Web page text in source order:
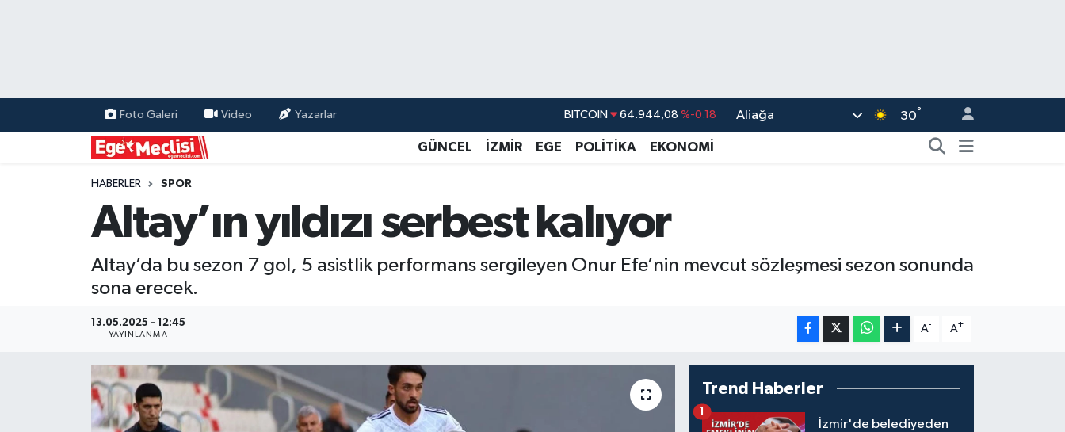
Foto Galeri Video Yazarlar
DOLAR 47,7436 %0.18
GRAM ALTIN 6660.55
BİST100
Aliağa 30°
GÜNCEL İZMİR EGE POLİTİKA EKONOMİ
HABERLER SPOR
Altay’ın yıldızı serbest kalıyor
Altay’da bu sezon 7 gol, 5 asistlik performans sergileyen Onur Efe’nin mevcut sözleşmesi sezon sonunda
sona erecek.
13.05.2025 - 12:45
YAYINLANMA
A- A+
Trend Haberler
İzmir'de belediyeden
1
EKONOMİ
GÜNCEL
ÖZEL HABER
POLİTİKA